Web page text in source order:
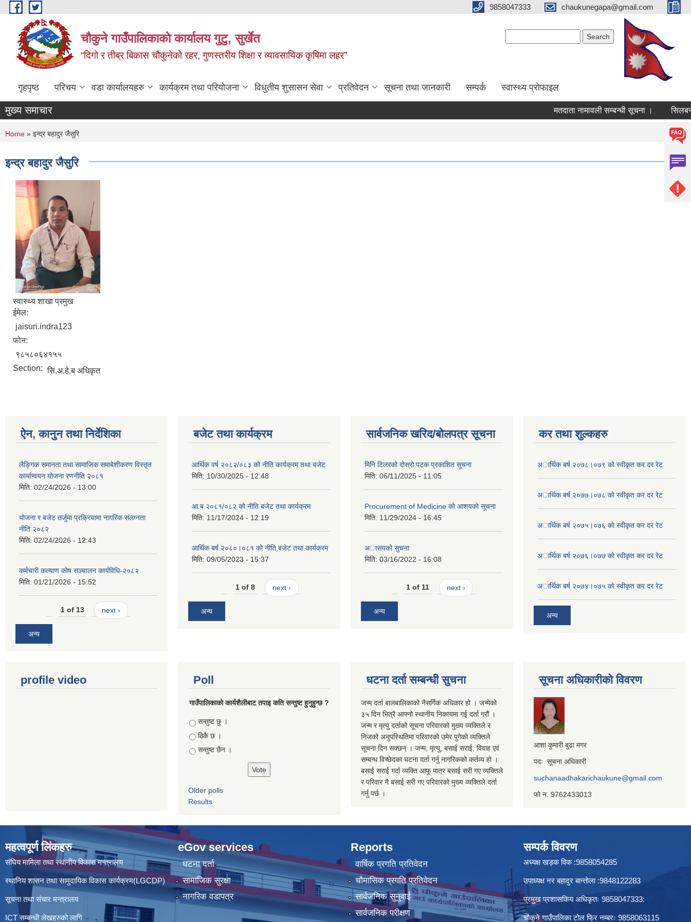
Skip to main content 9858047333 chaukunegapa@gmail.com
चौकुने गाउँपालिकाकाे कार्यालय गुटु, सुर्खेत
“दिगो र तीब्र बिकास चौकुनेको रहर, गुणस्तरीय शिक्षा र व्यावसायिक कृषिमा लहर”
गृहपृष्ठ परिचय वडा कार्यालयहरु कार्यक्रम तथा परियोजना विधुतीय शुसासन सेवा प्रतिवेदन सूचना तथा जानकारी सम्पर्क स्वास्थ्य प्राेफाइल
मुख्य समाचार मतदाता नामावली सम्बन्धी सूचना । सिलबन्दी
You are here
Home » इन्द्र बहादुर जैसुरि
इन्द्र बहादुर जैसुरि
स्वास्थ्य शाखा प्रमुख
ईमेल:
jaisuri.indra123
फोन:
९८५८०६४१५५
Section: सि.अ.हे.ब अधिकृत
ऐन, कानुन तथा निर्देशिका
लैङ्गिक समानता तथा सामाजिक समाबेशीकरण विस्तृत
कार्यान्वयन योजना रणनीति २०८१
मिति: 02/24/2026 - 13:00
योजना र बजेट तर्जुमा प्रक्रियामा नागरिक संलग्नता
नीति २०८२
मिति: 02/24/2026 - 12:43
कर्मचारी कल्याण कोष सञ्चालन कार्यविधि-२०८२
मिति: 01/21/2026 - 15:52
1 of 13 next ›
अन्य
बजेट तथा कार्यक्रम
आर्थिक वर्ष २०८२/०८३ को नीति कार्यक्रम तथा बजेट
मिति: 10/30/2025 - 12:48
आ.ब २०८१/०८२ को नीति बजेट तथा कार्यक्रम
मिति: 11/17/2024 - 12:19
आर्थिक बर्ष २०८०।०८१ को नीति,बजेट तथा कार्यक्रम
मिति: 09/05/2023 - 15:37
1 of 8 next ›
अन्य
सार्वजनिक खरिद/बोलपत्र सूचना
मिनि टिलरको दोस्रो पटक प्रकाशित सूचना
मिति: 06/11/2025 - 11:05
Procurement of Medicine को आशयको सूचना
मिति: 11/29/2024 - 16:45
अासयकाे सुचना
मिति: 03/16/2022 - 16:08
1 of 11 next ›
अन्य
कर तथा शुल्कहरु
अार्थिक बर्ष २०७८।०७९ काे स्वीकृत कर दर रेट
अार्थिक बर्ष २०७७।०७८ काे स्वीकृत कर दर रेट
अार्थिक बर्ष २०७५।०७६ काे स्वीकृत कर दर रेट
अार्थिक बर्ष २०७६।०७७ काे स्वीकृत कर दर रेट
अार्थिक बर्ष २०७४।०७५ काे स्वीकृत कर दर रेट
अन्य
profile video Poll
गाउँपालिकाको कार्यशैलीबाट तपाइ कति सन्तुष्ट हुनुहुन्छ ?
Choices
सन्तुष्ट छु ।
ठिकै छ ।
सन्तुष्ट छैन ।
Older polls
Results
धटना दर्ता सम्बन्धी सुचना
जन्म दर्ता बालबालिकाको नैसर्गिक अधिकार हो । जन्मेको
३५ दिन भित्रै आफ्नो स्थानीय निकायमा गई दर्ता गरौं ।
जन्म र मृत्यु दर्ताको सूचना परिवारको मुख्य व्यक्तिले र
निजको अनुपस्थितिमा परिवारको उमेर पुगेको व्यक्तिले
सूचना दिन सक्छन् । जन्म, मृत्यु, बसाई सराई, विवाह एवं
सम्बन्ध विच्छेदका घटना दर्ता गर्नु नागरिकको कर्तव्य हो ।
बसाई सराई गर्दा व्यक्ति आफू मात्र बसाई सरी गए व्यक्तिले
र परिवार नै बसाई सरी गए परिवारको मुख्य व्यक्तिले दर्ता
गर्नु पर्छ ।
सूचना अधिकारीको विवरण
आशा कुमारी बुढा मगर
पदः सूचना अधिकारी
suchanaadhakarichaukune@gmail.com
फो न. 9762433013
महत्वपूर्ण लिंकहरु
संघिय मामिला तथा स्थानीय विकास मन्त्रालय
स्थानिय शासन तथा सामुदायिक विकास कार्यक्रम(LGCDP)
सूचना तथा संचार मन्त्रालय
ICT सम्बन्धी लेखहरुको लागि
eGov services
घटना दर्ता
सामाजिक सुरक्षा
नागरिक वडापत्र
Reports
वार्षिक प्रगति प्रतिवेदन
चौमासिक प्रगति प्रतिवेदन
सार्वजनिक सुनुवाई
सार्वजनिक परीक्षण
सम्पर्क विवरण
अध्यक्ष खड्क विक :9858054285
उपाध्यक्ष नर बहादुर बान्ताेला :9848122283
प्रमुख प्रशासकिय अधिकृतः 9858047333:
चौकुने गाउँपालिका टोल फ्रि नम्बरः 9858063115